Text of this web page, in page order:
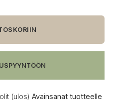
(ulos) Avainsanat tuotteelle